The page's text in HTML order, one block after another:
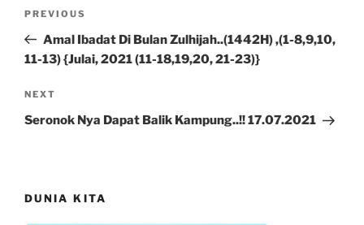
Previous
Post
PREVIOUS
Amal Ibadat Di Bulan Zulhijah..(1442H) ,(1-8,9,10,
11-13) {Julai, 2021 (11-18,19,20, 21-23)}
Next
Post
NEXT
Seronok Nya Dapat Balik Kampung..!! 17.07.2021
DUNIA KITA